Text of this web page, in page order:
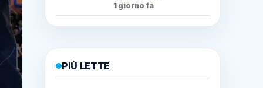
1 giorno fa
PIÙ LETTE